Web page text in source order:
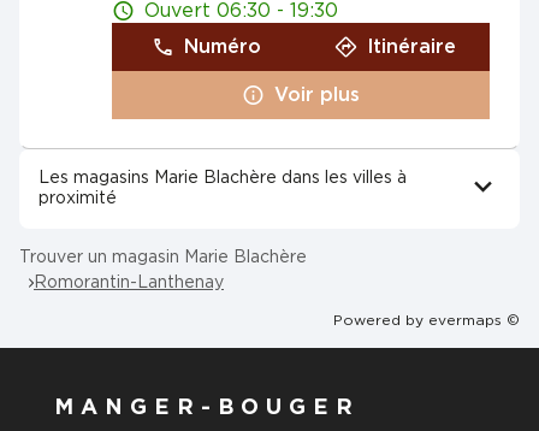
Ouvert 06:30 - 19:30
Numéro
Itinéraire
Voir plus
Les magasins Marie Blachère dans les villes à
proximité
Trouver un magasin Marie Blachère
Romorantin-Lanthenay
Powered by evermaps ©
MANGER-BOUGER